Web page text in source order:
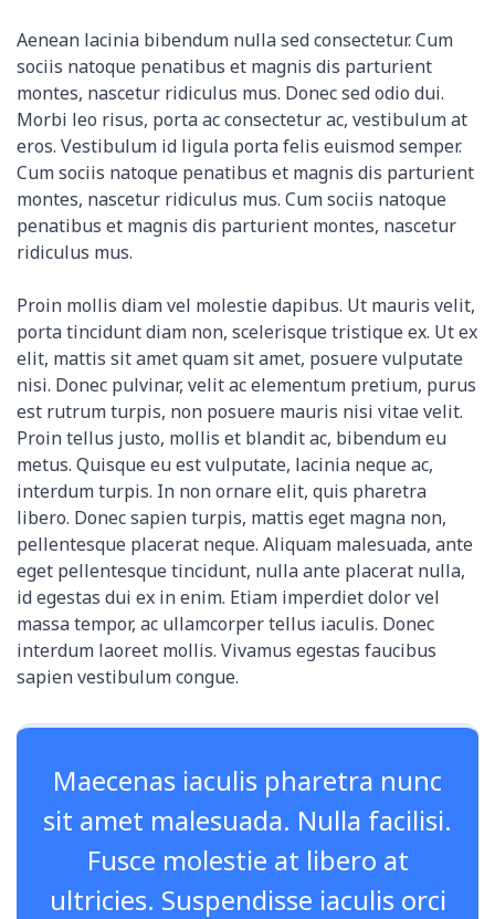
Aenean lacinia bibendum nulla sed consectetur. Cum
sociis natoque penatibus et magnis dis parturient
montes, nascetur ridiculus mus. Donec sed odio dui.
Morbi leo risus, porta ac consectetur ac, vestibulum at
eros. Vestibulum id ligula porta felis euismod semper.
Cum sociis natoque penatibus et magnis dis parturient
montes, nascetur ridiculus mus. Cum sociis natoque
penatibus et magnis dis parturient montes, nascetur
ridiculus mus.
Proin mollis diam vel molestie dapibus. Ut mauris velit,
porta tincidunt diam non, scelerisque tristique ex. Ut ex
elit, mattis sit amet quam sit amet, posuere vulputate
nisi. Donec pulvinar, velit ac elementum pretium, purus
est rutrum turpis, non posuere mauris nisi vitae velit.
Proin tellus justo, mollis et blandit ac, bibendum eu
metus. Quisque eu est vulputate, lacinia neque ac,
interdum turpis. In non ornare elit, quis pharetra
libero. Donec sapien turpis, mattis eget magna non,
pellentesque placerat neque. Aliquam malesuada, ante
eget pellentesque tincidunt, nulla ante placerat nulla,
id egestas dui ex in enim. Etiam imperdiet dolor vel
massa tempor, ac ullamcorper tellus iaculis. Donec
interdum laoreet mollis. Vivamus egestas faucibus
sapien vestibulum congue.
Maecenas iaculis pharetra nunc
sit amet malesuada. Nulla facilisi.
Fusce molestie at libero at
ultricies. Suspendisse iaculis orci